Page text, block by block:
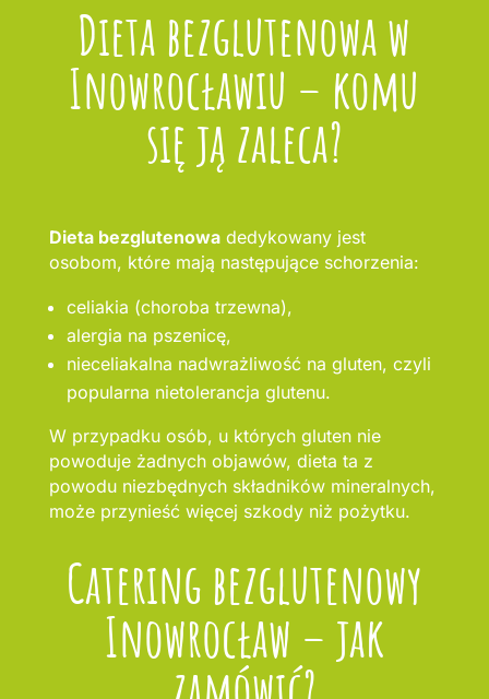
Dieta bezglutenowa w
Inowrocławiu – komu
się ją zaleca?
Dieta bezglutenowadedykowany jest
osobom, które mają następujące schorzenia:
celiakia (choroba trzewna),
alergia na pszenicę,
nieceliakalna nadwrażliwość na gluten, czyli
popularna nietolerancja glutenu.
W przypadku osób, u których gluten nie
powoduje żadnych objawów, dieta ta z
powodu niezbędnych składników mineralnych,
może przynieść więcej szkody niż pożytku.
Catering bezglutenowy
Inowrocław – jak